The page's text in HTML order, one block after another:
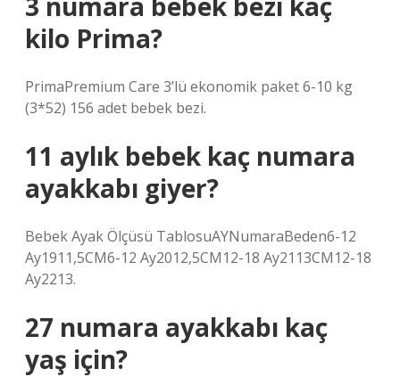
kilo Prima?
PrimaPremium Care 3’lü ekonomik paket 6-10 kg
(3*52) 156 adet bebek bezi.
11 aylık bebek kaç numara
ayakkabı giyer?
Bebek Ayak Ölçüsü TablosuAYNumaraBeden6-12
Ay1911,5CM6-12 Ay2012,5CM12-18 Ay2113CM12-18
Ay2213.
27 numara ayakkabı kaç
yaş için?